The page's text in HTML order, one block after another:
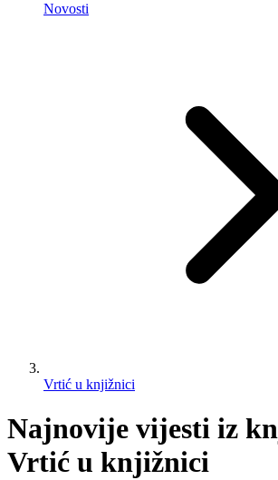
Novosti
Vrtić u knjižnici
Najnovije vijesti iz
Vrtić u knjižnici